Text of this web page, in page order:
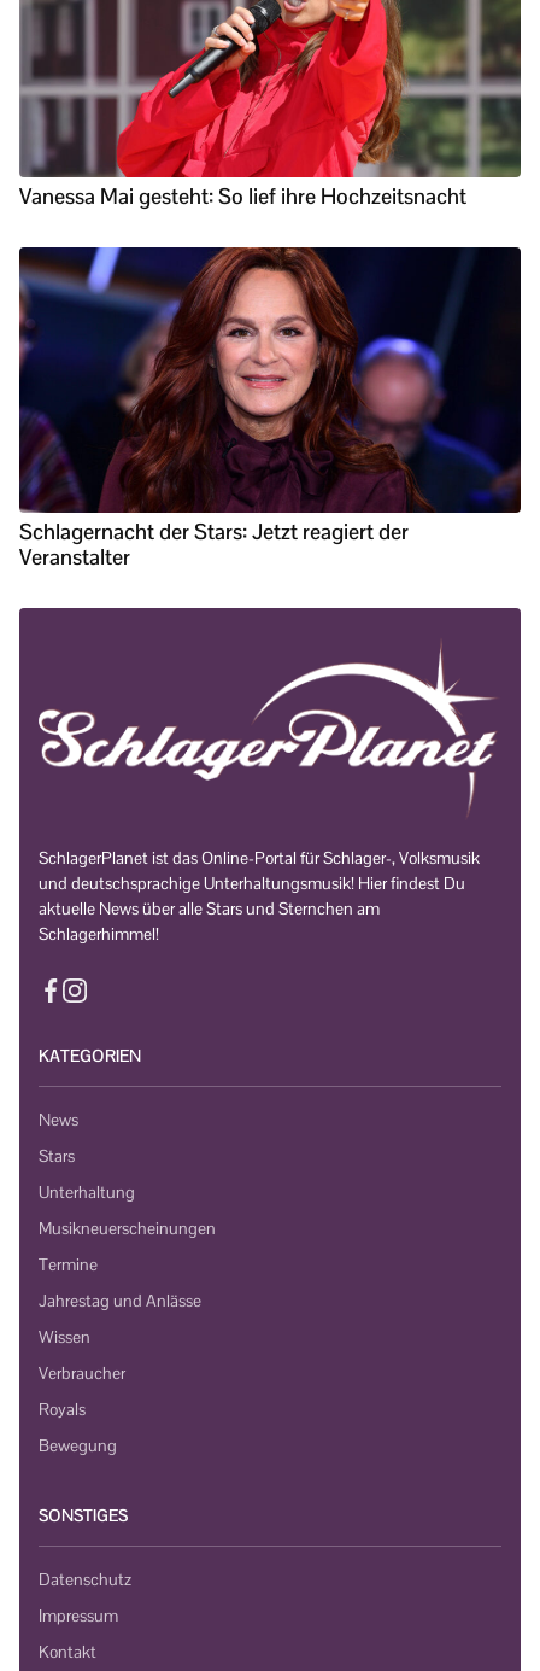
Vanessa Mai gesteht: So lief ihre Hochzeitsnacht
Schlagernacht der Stars: Jetzt reagiert der
Veranstalter
SchlagerPlanet ist das Online-Portal für Schlager-, Volksmusik
und deutschsprachige Unterhaltungsmusik! Hier findest Du
aktuelle News über alle Stars und Sternchen am
Schlagerhimmel!
KATEGORIEN
News
Stars
Unterhaltung
Musikneuerscheinungen
Termine
Jahrestag und Anlässe
Wissen
Verbraucher
Royals
Bewegung
SONSTIGES
Datenschutz
Impressum
Kontakt